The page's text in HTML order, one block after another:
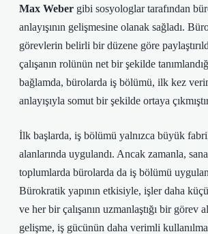
Max Weber gibi sosyologlar tarafından
anlayışının gelişmesine olanak sağladı.
görevlerin belirli bir düzene göre
çalışanın rolünün net bir şekilde
bağlamda, bürolarda iş bölümü, ilk kez
anlayışıyla somut bir şekilde ortaya
İlk başlarda, iş bölümü yalnızca büyük
alanlarında uygulandı. Ancak zamanla,
toplumlarda bürolarda da iş bölümü
Bürokratik yapının etkisiyle, işler daha
ve her bir çalışanın uzmanlaştığı bir görev
gelişme, iş gücünün daha verimli